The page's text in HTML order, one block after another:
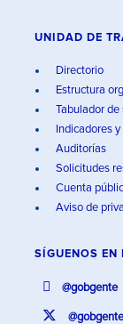
UNIDAD DE
Directorio
Estructura
Tabulador de
Indicadores
Auditorías
Solicitudes
Cuenta
Aviso de
SÍGUENOS EN
@gobgente
@gobgente